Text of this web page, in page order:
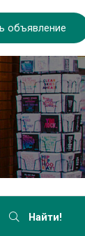
объявление
Найти!